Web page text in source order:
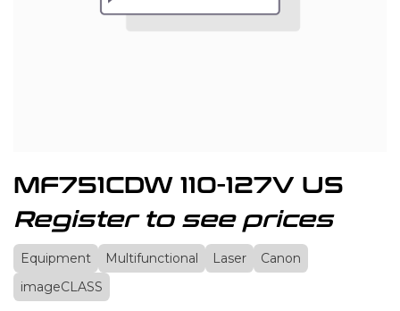
MF751CDW 110-127V US
Register to see prices
Equipment Multifunctional Laser
Canon
imageCLASS